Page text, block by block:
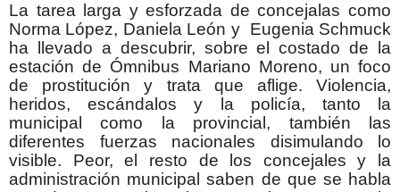
La tarea larga y esforzada de concejalas como
Norma López, Daniela León y Eugenia Schmuck
ha llevado a descubrir, sobre el costado de la
estación de Ómnibus Mariano Moreno, un foco
de prostitución y trata que aflige. Violencia,
heridos, escándalos y la policía, tanto la
municipal como la provincial, también las
diferentes fuerzas nacionales disimulando lo
visible. Peor, el resto de los concejales y la
administración municipal saben de que se habla